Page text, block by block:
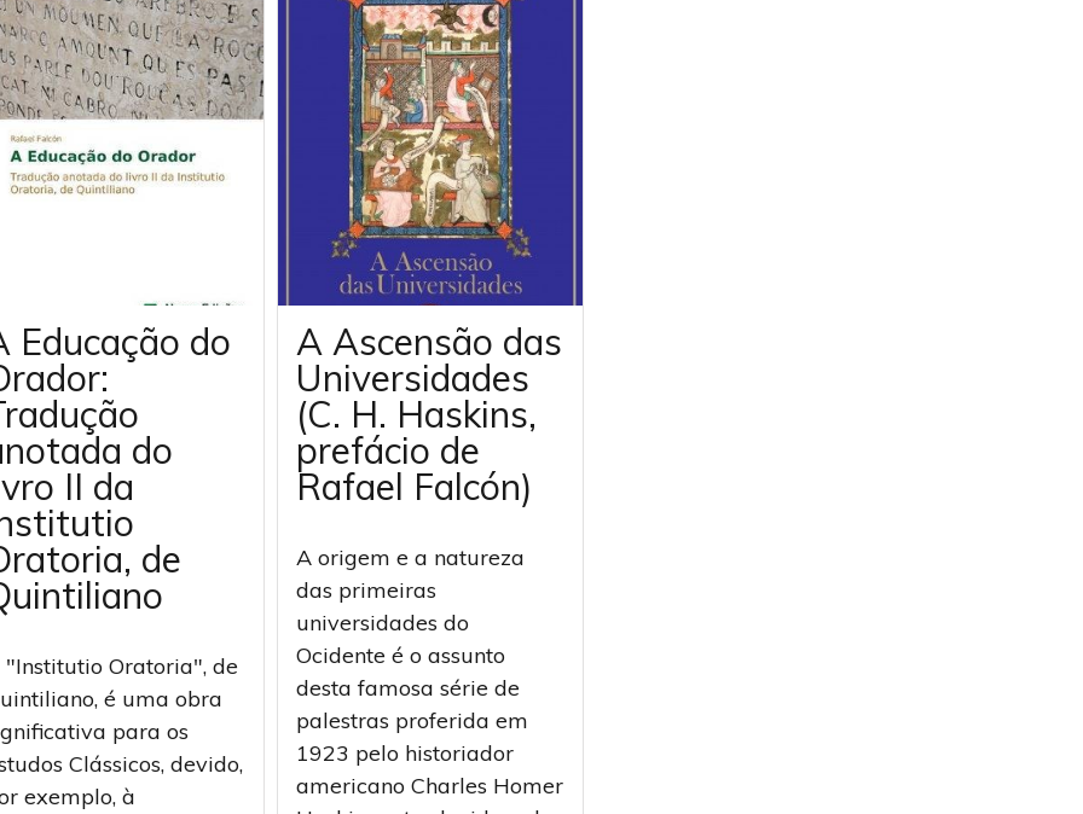
Educação do
do
II da
de
"Institutio Oratoria", de
é uma obra
para os
Clássicos, devido,
exemplo, à
A Ascensão das
Universidades
(C. H. Haskins,
prefácio de
Rafael Falcón)
A origem e a natureza
das primeiras
universidades do
Ocidente é o assunto
desta famosa série de
palestras proferida em
1923 pelo historiador
americano Charles Homer